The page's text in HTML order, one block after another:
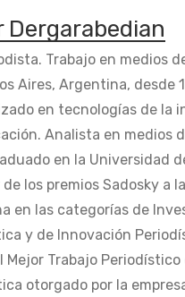
Dergarabedian
Trabajo en medios
Aires, Argentina, desde
en tecnologías de la
Analista en medios
en la Universidad
de los premios Sadosky a
en las categorías de
y de Innovación
Mejor Trabajo
otorgado por la